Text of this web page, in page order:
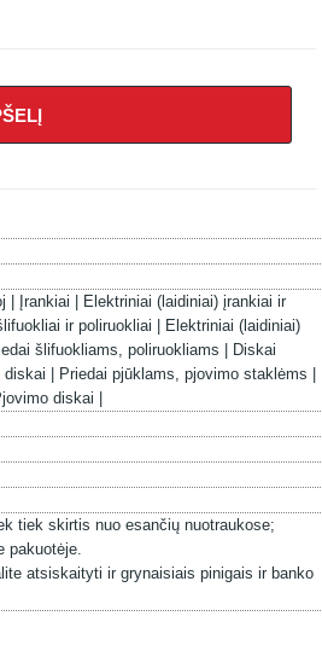
| Įrankiai |
Elektriniai (laidiniai) įrankiai ir
ir poliruokliai |
Elektriniai (laidiniai)
šlifuokliams, poliruokliams |
Diskai
|
Priedai pjūklams, pjovimo staklėms |
diskai |
tiek skirtis nuo esančių nuotraukose;
pakuotėje.
atsiskaityti ir grynaisiais pinigais ir banko